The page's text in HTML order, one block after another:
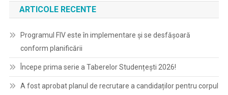
ARTICOLE RECENTE
Programul FIV este în implementare și se desfășoară
conform planificării
Începe prima serie a Taberelor Studențești 2026!
A fost aprobat planul de recrutare a candidaților pentru corpul